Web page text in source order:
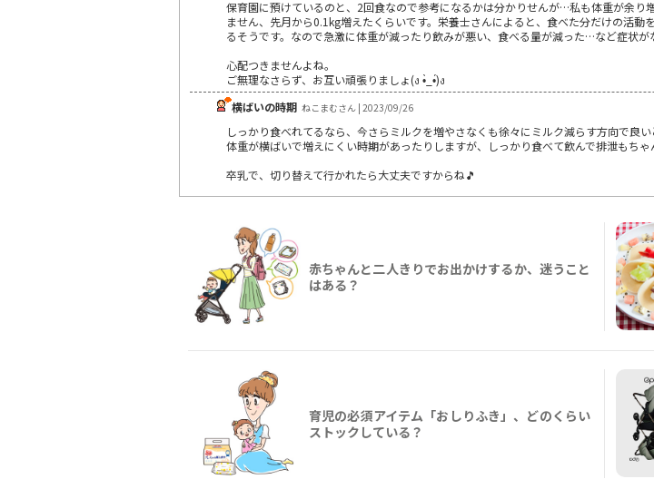
保育園に預けているのと、2回食なので参考になるかは分かりせんが…私も体重が余
ません、先月から0.1kg増えたくらいです。栄養士さんによると、食べた分だけの活
るそうです。なので急激に体重が減ったり飲みが悪い、食べる量が減った…など症状
心配つきませんよね。
ご無理なさらず、お互い頑張りましょ(ง •̀_•́)ง
横ばいの時期 ねこまむさん | 2023/09/26
しっかり食べれてるなら、今さらミルクを増やさなくも徐々にミルク減らす方向で良い
体重が横ばいで増えにくい時期があったりしますが、しっかり食べて飲んで排泄もちゃ
卒乳で、切り替えて行かれたら大丈夫ですからね🎵
赤ちゃんと二人きりでお出かけするか、迷うこと
はある？
育児の必須アイテム「おしりふき」、どのくらい
ストックしている？